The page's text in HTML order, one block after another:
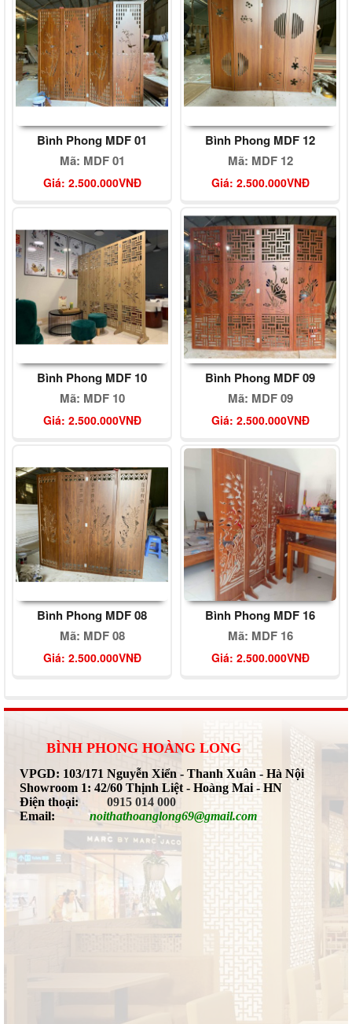
Bình Phong MDF 01
Mã: MDF 01
Giá: 2.500.000VNĐ
Bình Phong MDF 12
Mã: MDF 12
Giá: 2.500.000VNĐ
Bình Phong MDF 10
Mã: MDF 10
Giá: 2.500.000VNĐ
Bình Phong MDF 09
Mã: MDF 09
Giá: 2.500.000VNĐ
Bình Phong MDF 08
Mã: MDF 08
Giá: 2.500.000VNĐ
Bình Phong MDF 16
Mã: MDF 16
Giá: 2.500.000VNĐ
BÌNH PHONG HOÀNG LONG
VPGD: 103/171 Nguyễn Xiển - Thanh Xuân - Hà Nội
Showroom 1: 42/60 Thịnh Liệt - Hoàng Mai - HN
Điện thoại:
0915 014 000
Email:noithathoanglong69@gmail.com